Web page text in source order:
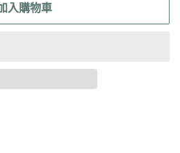
入購物車